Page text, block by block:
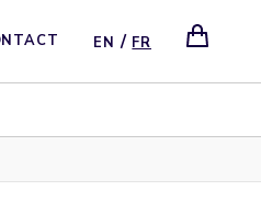
EN / FR